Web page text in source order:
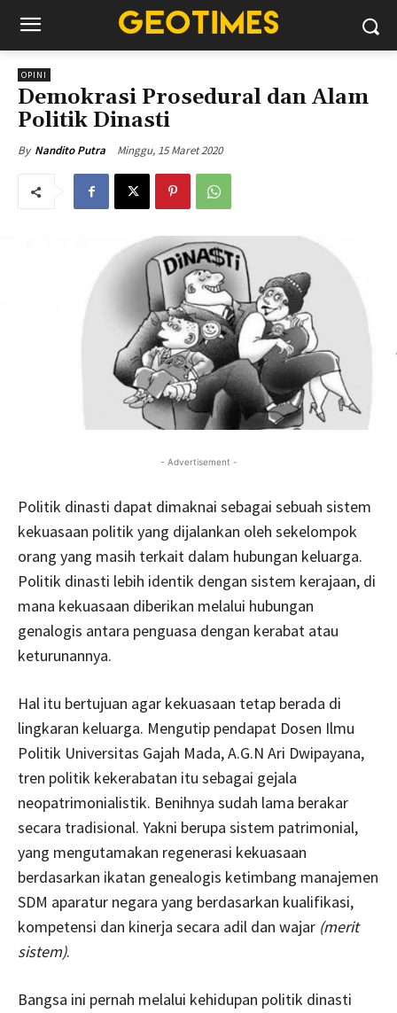
OPINI
Demokrasi Prosedural dan Alam
Politik Dinasti
By Nandito Putra Minggu, 15 Maret 2020
- Advertisement -
Politik dinasti dapat dimaknai sebagai sebuah sistem
kekuasaan politik yang dijalankan oleh sekelompok
orang yang masih terkait dalam hubungan keluarga.
Politik dinasti lebih identik dengan sistem kerajaan, di
mana kekuasaan diberikan melalui hubungan
genalogis antara penguasa dengan kerabat atau
keturunannya.
Hal itu bertujuan agar kekuasaan tetap berada di
lingkaran keluarga. Mengutip pendapat Dosen Ilmu
Politik Universitas Gajah Mada, A.G.N Ari Dwipayana,
tren politik kekerabatan itu sebagai gejala
neopatrimonialistik. Benihnya sudah lama berakar
secara tradisional. Yakni berupa sistem patrimonial,
yang mengutamakan regenerasi kekuasaan
berdasarkan ikatan genealogis ketimbang manajemen
SDM aparatur negara yang berdasarkan kualifikasi,
kompetensi dan kinerja secara adil dan wajar (merit
sistem).
Bangsa ini pernah melalui kehidupan politik dinasti